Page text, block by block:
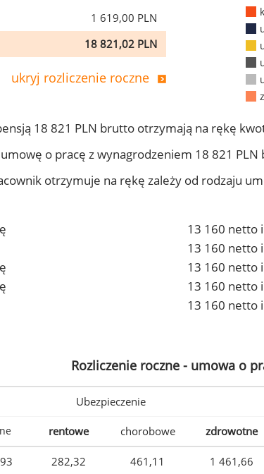
1 619,00 PLN
18 821,02 PLN
ukryj rozliczenie roczne
18 821 PLN brutto otrzymają na rękę
o pracę z wynagrodzeniem 18 821
otrzymuje na rękę zależy od rodzaju
13 160 netto
13 160 netto
13 160 netto
13 160 netto
13 160 netto
Rozliczenie roczne - umowa o
Ubezpieczenie
rentowe chorobowe zdrowotne
282,32 461,11 1 461,66